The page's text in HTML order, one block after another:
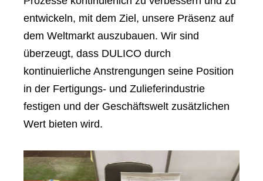
entwickeln, mit dem Ziel, unsere Präsenz auf
dem Weltmarkt auszubauen. Wir sind
überzeugt, dass DULICO durch
kontinuierliche Anstrengungen seine Position
in der Fertigungs- und Zulieferindustrie
festigen und der Geschäftswelt zusätzlichen
Wert bieten wird.